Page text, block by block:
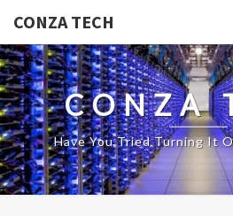
CONZA TECH
CONZA
Have You Tried Turning It